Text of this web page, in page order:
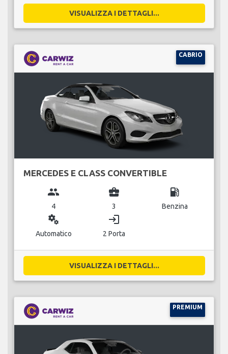
VISUALIZZA I DETTAGLI...
CABRIO
MERCEDES E CLASS CONVERTIBLE
group
4
business_center
3
local_gas_station
Benzina
miscellaneous_services
Automatico
login
2 Porta
VISUALIZZA I DETTAGLI...
PREMIUM